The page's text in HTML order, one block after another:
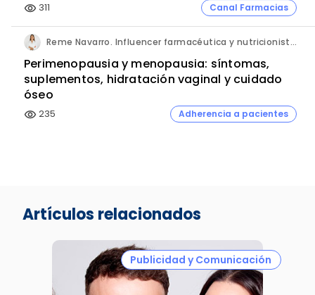
visibility 311 Canal Farmacias
Reme Navarro. Influencer farmacéutica y nutricionista. Co-fundadora. Atida Mifarma.
Perimenopausia y menopausia: síntomas,
suplementos, hidratación vaginal y cuidado
óseo
visibility 235 Adherencia a pacientes
Artículos relacionados
Publicidad y Comunicación